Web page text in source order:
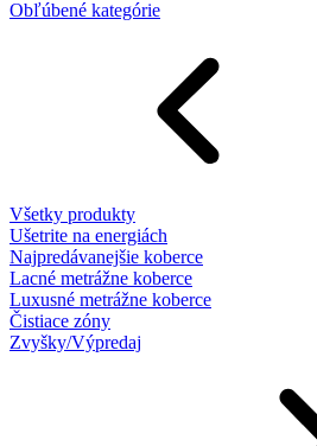
Obľúbené kategórie
Všetky produkty
Ušetrite na energiách
Najpredávanejšie koberce
Lacné metrážne koberce
Luxusné metrážne koberce
Čistiace zóny
Zvyšky/Výpredaj